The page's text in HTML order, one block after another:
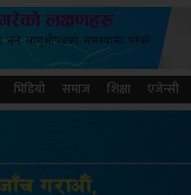
भिडियो समाज शिक्षा एजेन्सी